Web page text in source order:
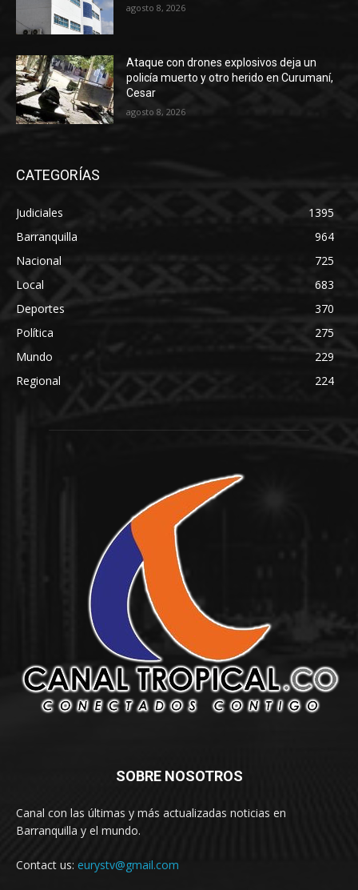
agosto 8, 2026
Ataque con drones explosivos deja un
policía muerto y otro herido en Curumaní,
Cesar
agosto 8, 2026
CATEGORÍAS
Judiciales
1395
Barranquilla
964
Nacional
725
Local
683
Deportes
370
Política
275
Mundo
229
Regional
224
SOBRE NOSOTROS
Canal con las últimas y más actualizadas noticias en
Barranquilla y el mundo.
Contact us: eurystv@gmail.com